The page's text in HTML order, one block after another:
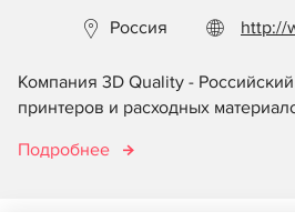
Россия http://
Компания 3D Quality -
принтеров и расходных
Подробнее